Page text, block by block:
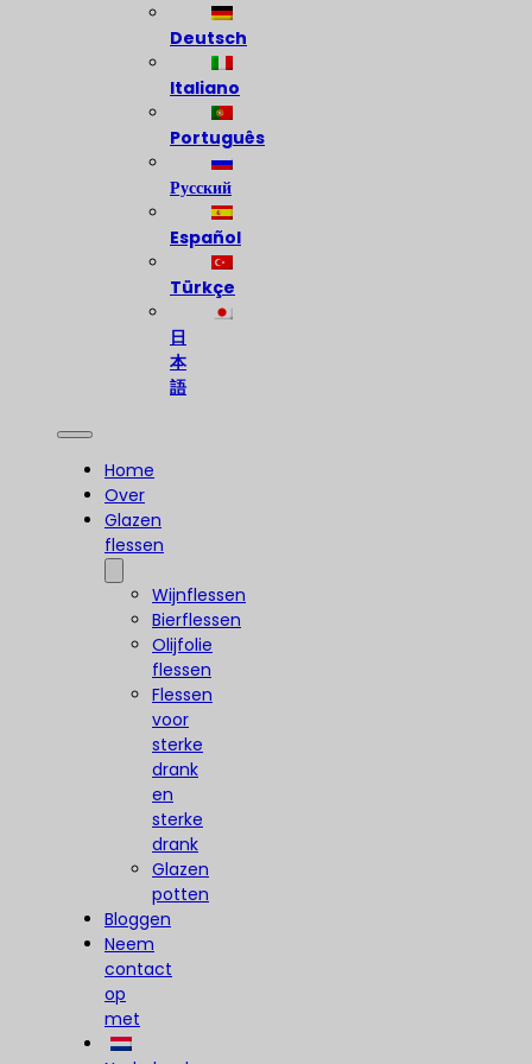
Deutsch
Italiano
Português
Русский
Español
Türkçe
日
本
語
Home
Over
Glazen
flessen
Wijnflessen
Bierflessen
Olijfolie
flessen
Flessen
voor
sterke
drank
en
sterke
drank
Glazen
potten
Bloggen
Neem
contact
op
met